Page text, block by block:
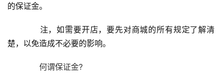
的保证金。
注，如需要开店，要先对商城的所有规定了解清
楚，以免造成不必要的影响。
何谓保证金?